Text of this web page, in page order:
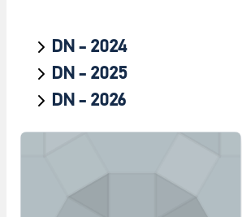
DN - 2024
DN - 2025
DN - 2026